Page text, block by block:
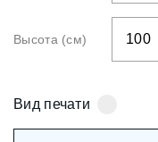
Высота (см)
Вид печати